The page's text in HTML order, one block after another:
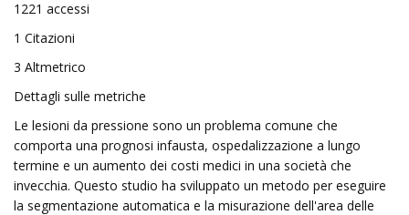
1221 accessi
1 Citazioni
3 Altmetrico
Dettagli sulle metriche
Le lesioni da pressione sono un problema comune che
comporta una prognosi infausta, ospedalizzazione a lungo
termine e un aumento dei costi medici in una società che
invecchia. Questo studio ha sviluppato un metodo per eseguire
la segmentazione automatica e la misurazione dell'area delle